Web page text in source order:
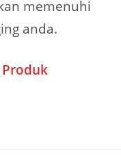
memenuhi
anda.
Produk